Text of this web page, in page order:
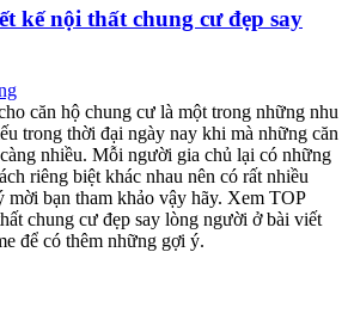
kế nội thất chung cư đẹp say
căn hộ chung cư là một trong những nhu
trong thời đại ngày nay khi mà những căn
nhiều. Mỗi người gia chủ lại có những
riêng biệt khác nhau nên có rất nhiều
mời bạn tham khảo vậy hãy. Xem TOP
chung cư đẹp say lòng người ở bài viết
để có thêm những gợi ý.